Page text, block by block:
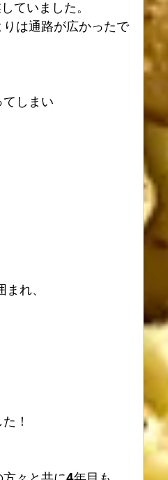
ていました。
は通路が広かったで
しまい
れ、
！